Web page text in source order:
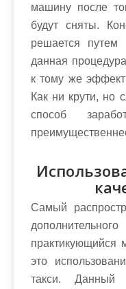
машину после
будут сняты.
решается путем
данная
к тому же
Как ни крути, но
способ
Самый
практикующийся
это
такси. Данный